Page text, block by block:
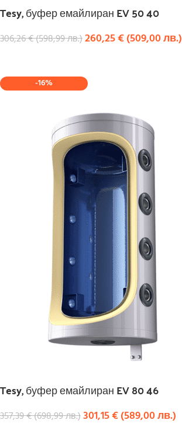
Tesy, буфер емайлиран EV 50 40
306,26€(598,99лв.)260,25€(509,00лв.)
-16%
Tesy, буфер емайлиран EV 80 46
357,39€(698,99лв.)301,15€(589,00лв.)